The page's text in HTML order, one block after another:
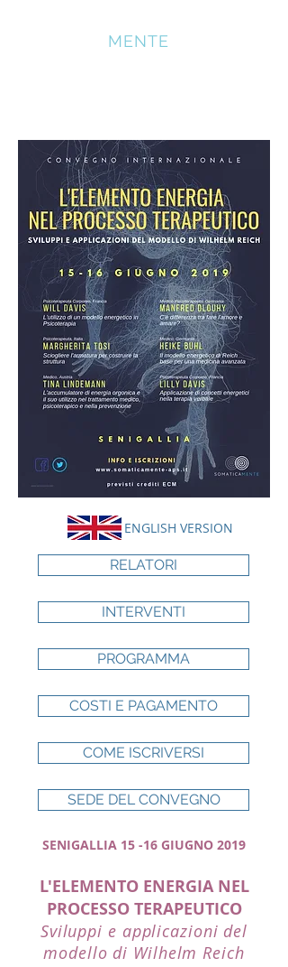
MENTE
ENGLISH VERSION
RELATORI
INTERVENTI
PROGRAMMA
COSTI E PAGAMENTO
COME ISCRIVERSI
SEDE DEL CONVEGNO
SENIGALLIA 15 -16 GIUGNO 2019
L'ELEMENTO ENERGIA NEL
PROCESSO TERAPEUTICO
Sviluppi e applicazioni del
modello di Wilhelm Reich